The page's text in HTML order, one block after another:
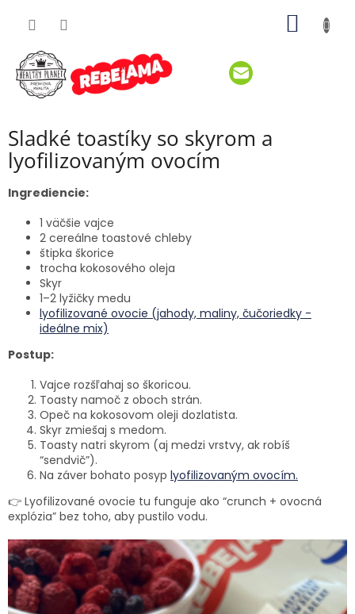
Sladké toastíky so skyrom a
lyofilizovaným ovocím
Ingrediencie:
1 väčšie vajce
2 cereálne toastové chleby
štipka škorice
trocha kokosového oleja
Skyr
1–2 lyžičky medu
lyofilizované ovocie (jahody, maliny, čučoriedky -
ideálne mix)
Postup:
Vajce rozšľahaj so škoricou.
Toasty namoč z oboch strán.
Opeč na kokosovom oleji dozlatista.
Skyr zmiešaj s medom.
Toasty natri skyrom (aj medzi vrstvy, ak robíš
“sendvič”).
Na záver bohato posyp lyofilizovaným ovocím.
👉 Lyofilizované ovocie tu funguje ako “crunch + ovocná
explózia” bez toho, aby pustilo vodu.